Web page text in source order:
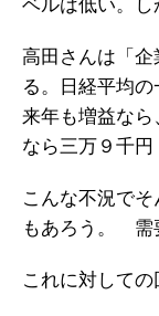
ベルは低い。し
高田さんは「
る。日経平均
来年も増益なら
なら三万９千円
こんな不況で
もあろう。 需
これに対しての